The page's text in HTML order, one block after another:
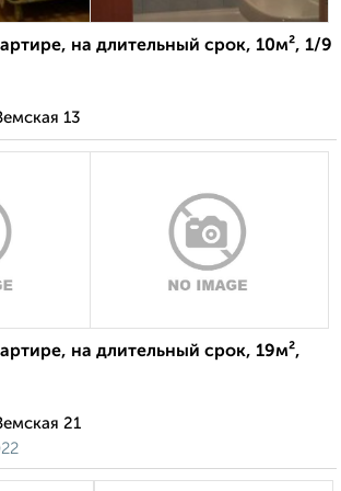
на длительный срок, 10м², 1/9
13
на длительный срок, 19м²,
21